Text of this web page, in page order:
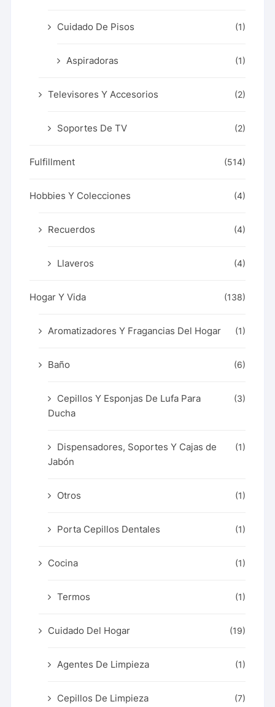
Cuidado De Pisos (1)
Aspiradoras (1)
Televisores Y Accesorios (2)
Soportes De TV (2)
Fulfillment (514)
Hobbies Y Colecciones (4)
Recuerdos (4)
Llaveros (4)
Hogar Y Vida (138)
Aromatizadores Y Fragancias Del Hogar (1)
Baño (6)
Cepillos Y Esponjas De Lufa Para
Ducha
(3)
Dispensadores, Soportes Y Cajas de
Jabón
(1)
Otros (1)
Porta Cepillos Dentales (1)
Cocina (1)
Termos (1)
Cuidado Del Hogar (19)
Agentes De Limpieza (1)
Cepillos De Limpieza (7)